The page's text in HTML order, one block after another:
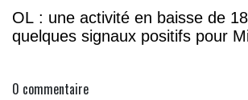
OL : une activité en baisse de
quelques signaux positifs pour
0 commentaire